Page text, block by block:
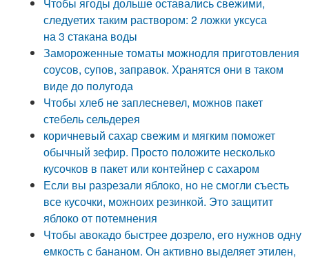
следуетих таким раствором: 2 ложки уксуса
на 3 стакана воды
Замороженные томаты можнодля приготовления
соусов, супов, заправок. Хранятся они в таком
виде до полугода
Чтобы хлеб не заплесневел, можнов пакет
стебель сельдерея
коричневый сахар свежим и мягким поможет
обычный зефир. Просто положите несколько
кусочков в пакет или контейнер с сахаром
Если вы разрезали яблоко, но не смогли съесть
все кусочки, можноих резинкой. Это защитит
яблоко от потемнения
Чтобы авокадо быстрее дозрело, его нужнов одну
емкость с бананом. Он активно выделяет этилен,